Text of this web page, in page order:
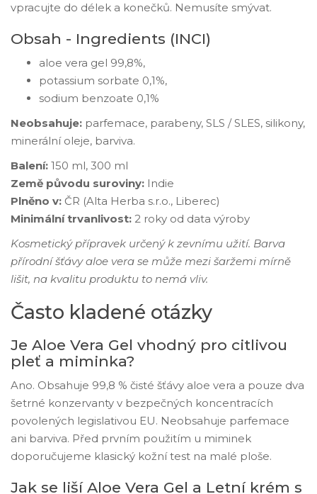
vpracujte do délek a konečků. Nemusíte smývat.
Obsah - Ingredients (INCI)
aloe vera gel 99,8%,
potassium sorbate 0,1%,
sodium benzoate 0,1%
Neobsahuje: parfemace, parabeny, SLS / SLES, silikony,
minerální oleje, barviva.
Balení: 150 ml, 300 ml
Země původu suroviny: Indie
Plněno v: ČR (Alta Herba s.r.o., Liberec)
Minimální trvanlivost: 2 roky od data výroby
Kosmetický přípravek určený k zevnímu užití. Barva
přírodní šťávy aloe vera se může mezi šaržemi mírně
lišit, na kvalitu produktu to nemá vliv.
Často kladené otázky
Je Aloe Vera Gel vhodný pro citlivou
pleť a miminka?
Ano. Obsahuje 99,8 % čisté šťávy aloe vera a pouze dva
šetrné konzervanty v bezpečných koncentracích
povolených legislativou EU. Neobsahuje parfemace
ani barviva. Před prvním použitím u miminek
doporučujeme klasický kožní test na malé ploše.
Jak se liší Aloe Vera Gel a Letní krém s